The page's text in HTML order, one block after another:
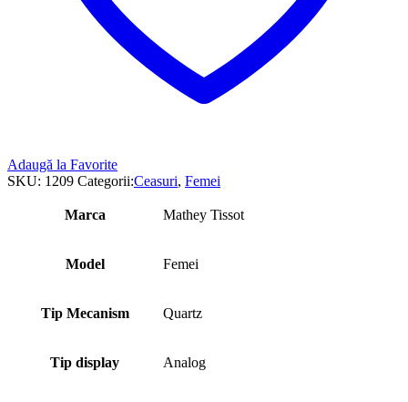
Adaugă la Favorite
SKU: 1209 Categorii:Ceasuri, Femei
Marca Mathey Tissot
Model Femei
Tip Mecanism Quartz
Tip display Analog